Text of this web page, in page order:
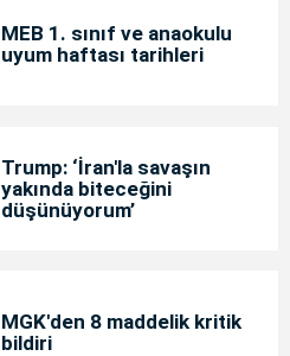
MEB 1. sınıf ve anaokulu
uyum haftası tarihleri
Trump: ‘İran'la savaşın
yakında biteceğini
düşünüyorum’
MGK'den 8 maddelik kritik
bildiri